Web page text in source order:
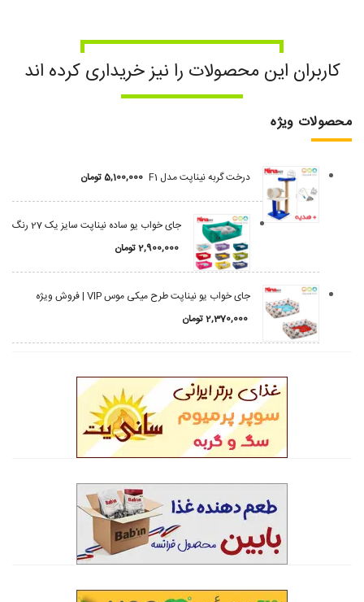
کاربران این محصولات را نیز خریداری کرده اند
محصولات ویژه
درخت گربه نیناپت مدل F1 5,100,000تومان
جای خواب یو ساده نیناپت سایز یک 27 رنگ
2,900,000تومان
جای خواب یو نیناپت طرح میکی موس VIP | فروش ویژه
2,370,000تومان